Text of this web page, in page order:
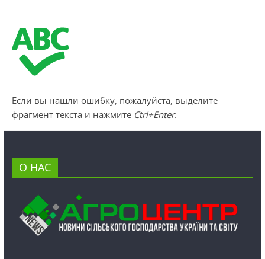
Если вы нашли ошибку, пожалуйста, выделите
фрагмент текста и нажмите Ctrl+Enter.
О НАС